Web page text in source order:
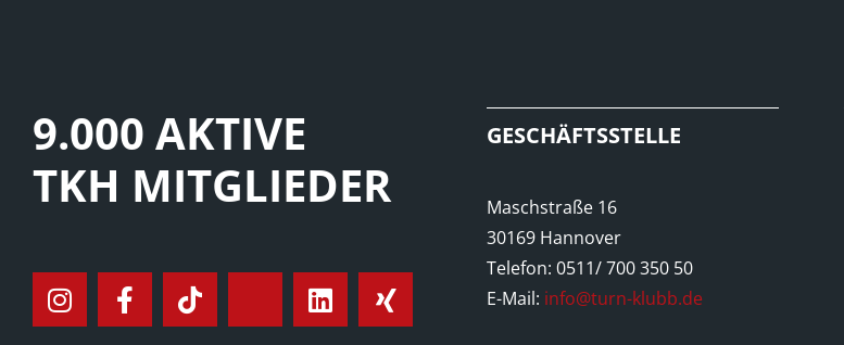
9.000 AKTIVE
TKH MITGLIEDER
GESCHÄFTSSTELLE
Maschstraße 16
30169 Hannover
Telefon: 0511/ 700 350 50
E-Mail: info@turn-klubb.de